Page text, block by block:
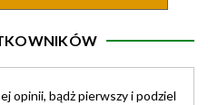
opinii, bądż pierwszy i podziel